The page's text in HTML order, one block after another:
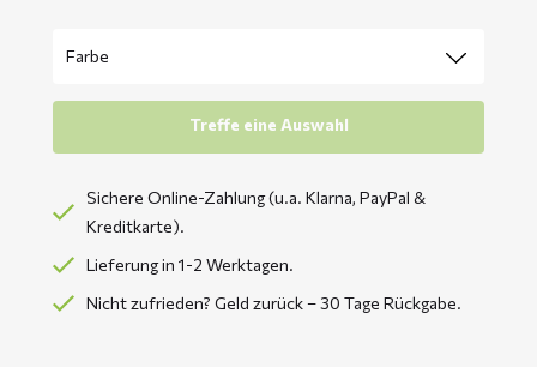
Treffe eine Auswahl
Sichere Online-Zahlung (u.a. Klarna, PayPal &
Kreditkarte).
Lieferung in 1-2 Werktagen.
Nicht zufrieden? Geld zurück – 30 Tage Rückgabe.